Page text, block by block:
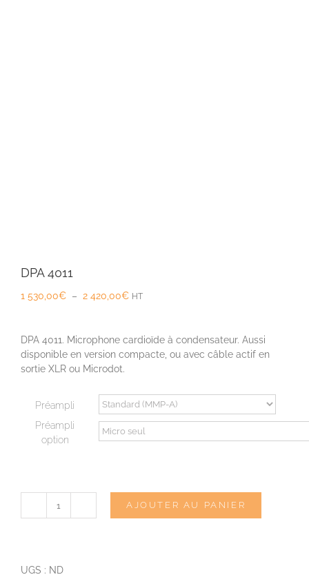
DPA 4011
1 530,00€ – 2 420,00€Plage
1
530,00€
420,00€
HT
DPA 4011. Microphone cardioïde à condensateur. Aussi
disponible en version compacte, ou avec câble actif en
sortie XLR ou Microdot.
Préampli
Préampli
option
quantité
AJOUTER AU PANIER
UGS : ND